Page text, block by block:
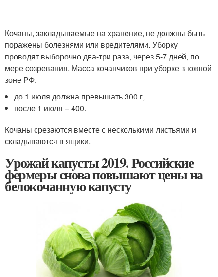
Кочаны, закладываемые на хранение, не должны быть
поражены болезнями или вредителями. Уборку
проводят выборочно два-три раза, через 5-7 дней, по
мере созревания. Масса кочанчиков при уборке в южной
зоне РФ:
до 1 июля должна превышать 300 г,
после 1 июля – 400.
Кочаны срезаются вместе с несколькими листьями и
складываются в ящики.
Урожай капусты 2019. Российские
фермеры снова повышают цены на
белокочанную капусту